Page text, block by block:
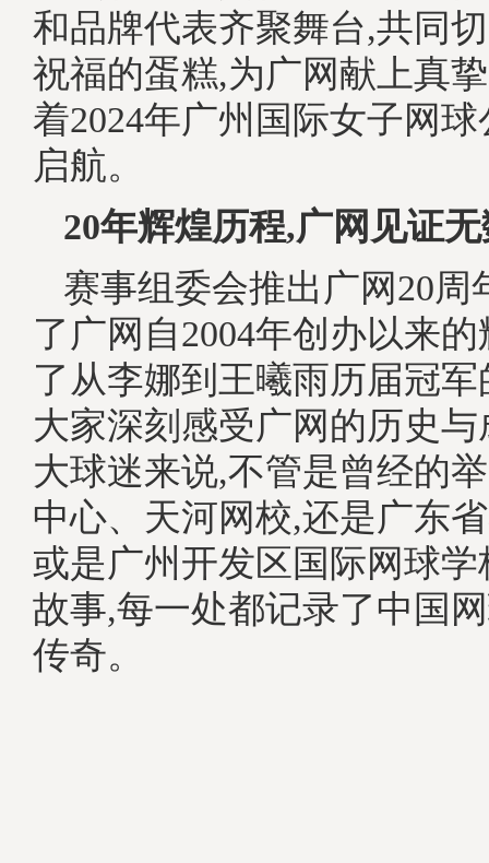
和品牌代表齐聚舞台,共同
祝福的蛋糕,为广网献上真
着2024年广州国际女子网
启航。
20年辉煌历程,广网见证
赛事组委会推出广网20周
了广网自2004年创办以来
了从李娜到王曦雨历届冠
大家深刻感受广网的历史
大球迷来说,不管是曾经的
中心、天河网校,还是广东
或是广州开发区国际网球
故事,每一处都记录了中国
传奇。